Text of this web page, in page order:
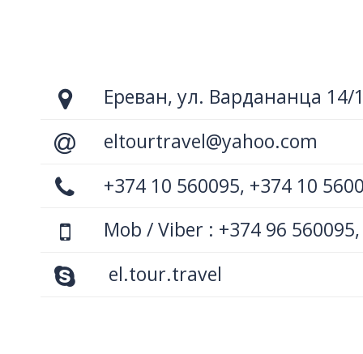
Ереван, ул. Вардананца 14/
eltourtravel@yahoo.com
+374 10 560095, +374 10
Mob / Viber : +374 96
el.tour.travel